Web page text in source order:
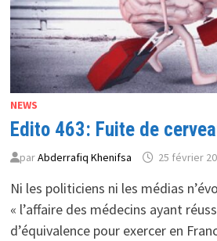
NEWS
Edito 463: Fuite de
parAbderrafiq Khenifsa 25 février
Ni les politiciens ni les médias
« l’affaire des médecins ayant
d’équivalence pour exercer en